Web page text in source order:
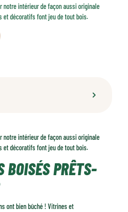
notre intérieur de façon aussi originale
et décoratifs font jeu de tout bois.
maison
notre intérieur de façon aussi originale
et décoratifs font jeu de tout bois.
BOISÉS PRÊTS-
ont bien bûché ! Vitrines et